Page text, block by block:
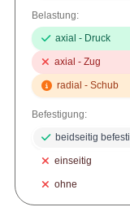
Belastung:
axial - Druck
axial - Zug
radial - Schub
Befestigung:
beidseitig
einseitig
ohne